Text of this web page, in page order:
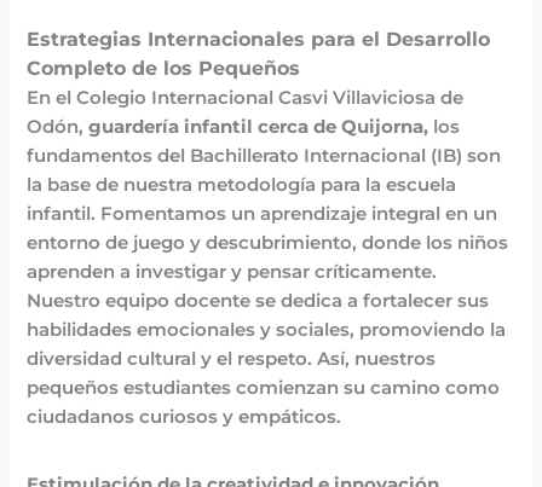
Estrategias Internacionales para el Desarrollo
Completo de los Pequeños
En el Colegio Internacional Casvi Villaviciosa de
Odón,guardería infantil cerca de Quijorna, los
fundamentos del Bachillerato Internacional (IB) son
la base de nuestra metodología para la escuela
infantil. Fomentamos un aprendizaje integral en un
entorno de juego y descubrimiento, donde los niños
aprenden a investigar y pensar críticamente.
Nuestro equipo docente se dedica a fortalecer sus
habilidades emocionales y sociales, promoviendo la
diversidad cultural y el respeto. Así, nuestros
pequeños estudiantes comienzan su camino como
ciudadanos curiosos y empáticos.